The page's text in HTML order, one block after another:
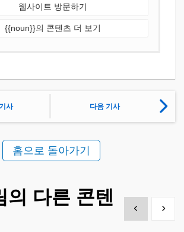
웹사이트 방문하기
{{noun}}의 콘텐츠 더 보기
사 다음 기사
홈으로 돌아가기
의 다른 콘텐
Show previous
Show